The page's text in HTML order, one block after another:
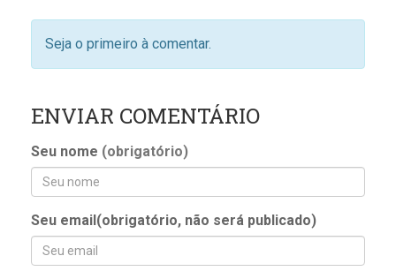
Seja o primeiro à comentar.
ENVIAR COMENTÁRIO
Seu nome (obrigatório)
Seu email(obrigatório, não será publicado)